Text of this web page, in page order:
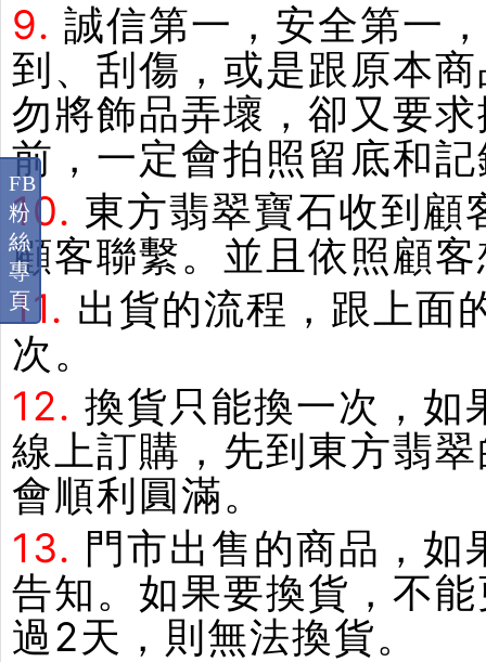
9. 誠信第一，安全第一
到、刮傷，或是跟原本
勿將飾品弄壞，卻又要
前，一定會拍照留底和
10. 東方翡翠寶石收到顧
顧客聯繫。並且依照顧
11. 出貨的流程，跟上面
次。
12. 換貨只能換一次，如
線上訂購，先到東方翡
會順利圓滿。
13. 門市出售的商品，
告知。如果要換貨，不
過2天，則無法換貨。
FB
粉
絲
專
頁